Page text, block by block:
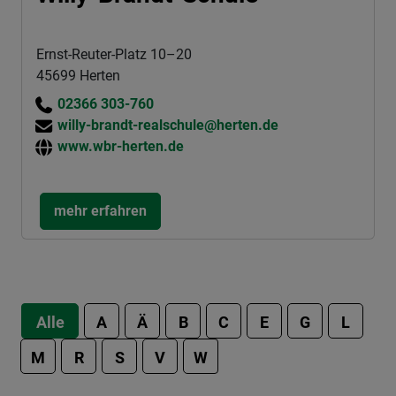
Ernst-Reuter-Platz 10–20
45699 Herten
02366 303-760
willy-brandt-realschule@herten.de
www.wbr-herten.de
mehr erfahren
Alle A Ä B C E G
L
M
R S V W